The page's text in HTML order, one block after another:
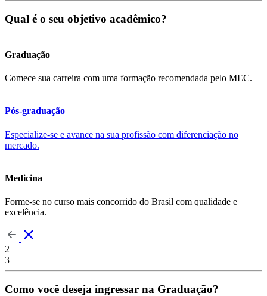
Qual é o seu objetivo acadêmico?
Graduação
Comece sua carreira com uma formação recomendada pelo MEC.
Pós-graduação
Especialize-se e avance na sua profissão com diferenciação no
mercado.
Medicina
Forme-se no curso mais concorrido do Brasil com qualidade e
excelência.
2
3
Como você deseja ingressar na Graduação?